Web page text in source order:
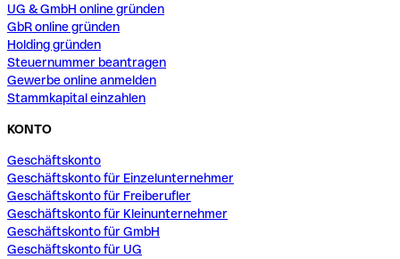
UG & GmbH online gründen
GbR online gründen
Holding gründen
Steuernummer beantragen
Gewerbe online anmelden
Stammkapital einzahlen
KONTO
Geschäftskonto
Geschäftskonto für Einzelunternehmer
Geschäftskonto für Freiberufler
Geschäftskonto für Kleinunternehmer
Geschäftskonto für GmbH
Geschäftskonto für UG